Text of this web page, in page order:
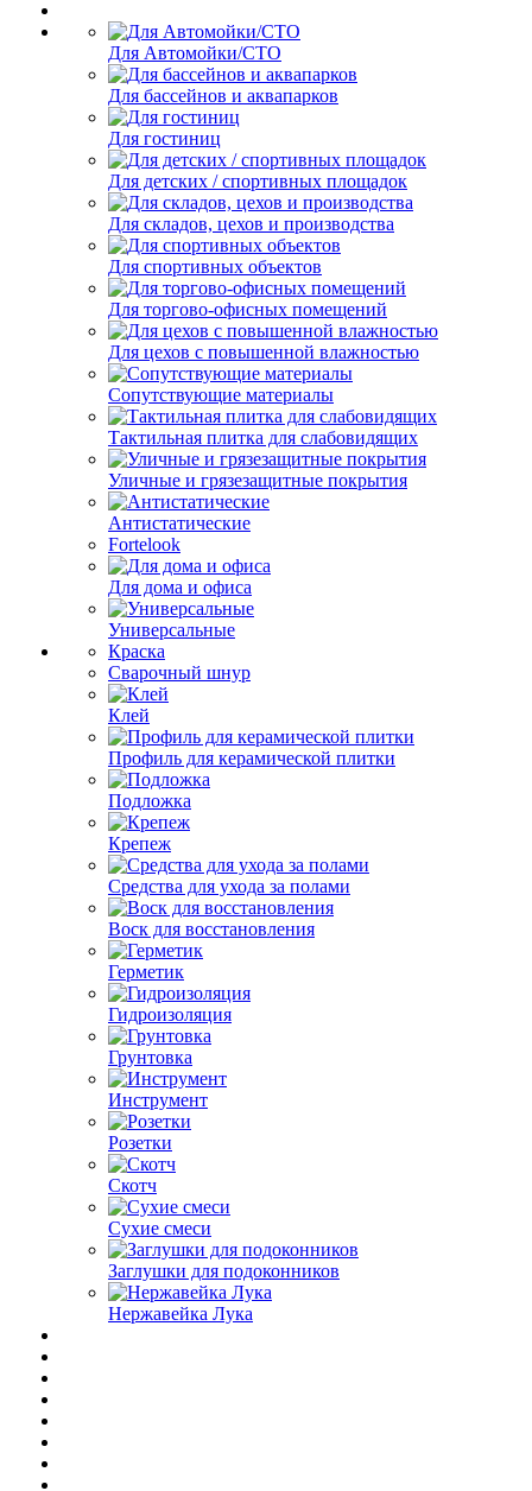
Для Автомойки/СТО
Для бассейнов и аквапарков
Для гостиниц
Для детских / спортивных площадок
Для складов, цехов и производства
Для спортивных объектов
Для торгово-офисных помещений
Для цехов с повышенной влажностью
Сопутствующие материалы
Тактильная плитка для слабовидящих
Уличные и грязезащитные покрытия
Антистатические
Fortelook
Для дома и офиса
Универсальные
Краска
Сварочный шнур
Клей
Профиль для керамической плитки
Подложка
Крепеж
Средства для ухода за полами
Воск для восстановления
Герметик
Гидроизоляция
Грунтовка
Инструмент
Розетки
Скотч
Сухие смеси
Заглушки для подоконников
Нержавейка Лука